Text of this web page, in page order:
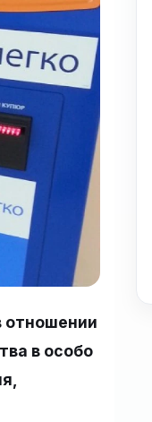
отношении
в особо